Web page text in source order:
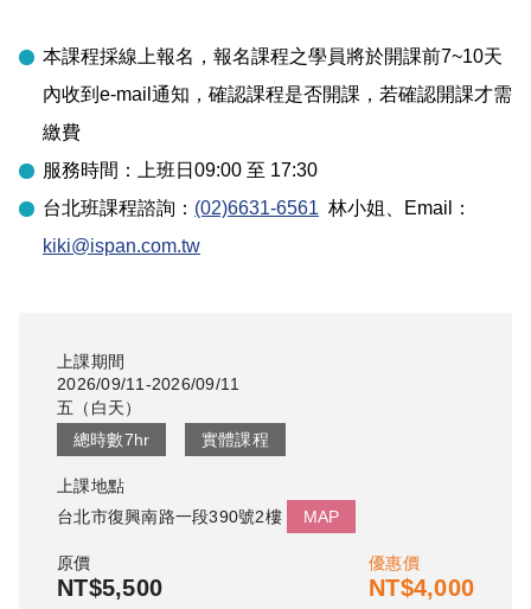
本課程採線上報名，報名課程之學員將於開課前7~10天
內收到e-mail通知，確認課程是否開課，若確認開課才需
繳費
服務時間：上班日09:00 至 17:30
台北班課程諮詢： (02)6631-6561 林小姐
、Email：
kiki@ispan.com.tw
上課期間
2026/09/11-2026/09/11
五 （ 白天）
總時數7hr 實體課程
上課地點
台北市復興南路一段390號2樓
MAP
原價
NT$5,500
優惠價
NT$4,000